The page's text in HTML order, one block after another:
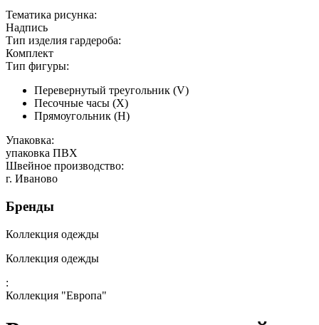
Тематика рисунка:
Надпись
Тип изделия гардероба:
Комплект
Тип фигуры:
Перевернутый треугольник (V)
Песочные часы (Х)
Прямоугольник (Н)
Упаковка:
упаковка ПВХ
Швейное производство:
г. Иваново
Бренды
Коллекция одежды
Коллекция одежды
:
Коллекция "Европа"